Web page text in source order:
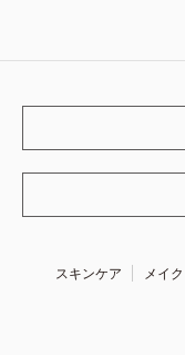
スキンケア メイク